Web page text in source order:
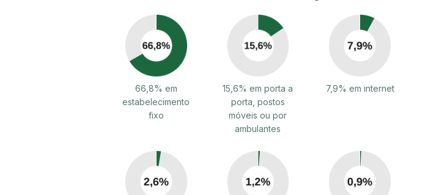
66,8% em
estabelecimento
fixo
15,6% em porta a
porta, postos
móveis ou por
ambulantes
7,9% em internet